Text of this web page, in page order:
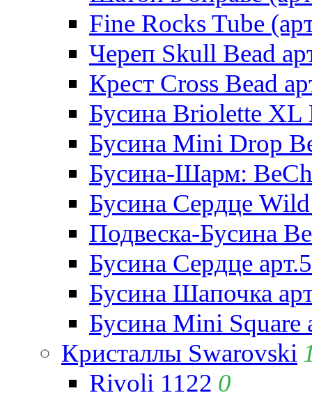
Fine Rocks Tube
Череп Skull Bead
Крест Cross Bead
Бусина Briolette XL
Бусина Mini Drop
Бусина-Шарм:
Бусина Сердце
Подвеска-Бусина
Бусина Сердце
Бусина Шапочка
Бусина Mini Square
Кристаллы Swarovski
Rivoli 1122 0